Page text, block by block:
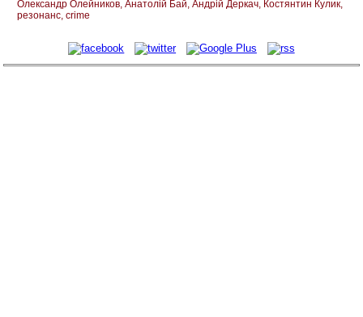
Олександр Олейников Анатолій Бай Андрій Деркач Костянтин Кулик
резонанс crime